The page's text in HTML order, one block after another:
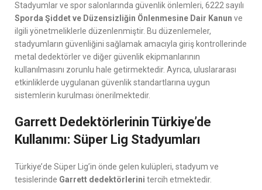
Stadyumlar ve spor salonlarında güvenlik önlemleri, 6222 sayılı
Sporda Şiddet ve Düzensizliğin Önlenmesine Dair Kanun ve
ilgili yönetmeliklerle düzenlenmiştir. Bu düzenlemeler,
stadyumların güvenliğini sağlamak amacıyla giriş kontrollerinde
metal dedektörler ve diğer güvenlik ekipmanlarının
kullanılmasını zorunlu hale getirmektedir. Ayrıca, uluslararası
etkinliklerde uygulanan güvenlik standartlarına uygun
sistemlerin kurulması önerilmektedir.
Garrett Dedektörlerinin Türkiye’de
Kullanımı: Süper Lig Stadyumları
Türkiye’de Süper Lig’in önde gelen kulüpleri, stadyum ve
tesislerinde Garrett dedektörlerini tercih etmektedir.